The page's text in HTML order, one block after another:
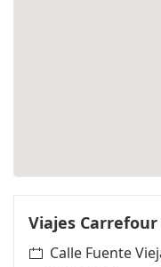
Viajes
Calle Fuente